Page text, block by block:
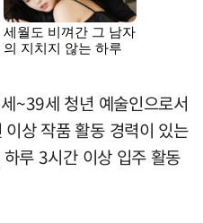
~39세 청년 예술인으로서
상 작품 활동 경력이 있는
루 3시간 이상 입주 활동